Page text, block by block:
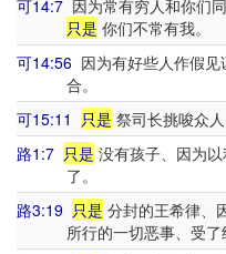
可14:7 因为常有穷人和你们
只是 你们不常有我。
可14:56 因为有好些人作假见
合。
可15:11 只是 祭司长挑唆众
路1:7 只是 没有孩子、因为
了。
路3:19 只是 分封的王希律、
所行的一切恶事、受了